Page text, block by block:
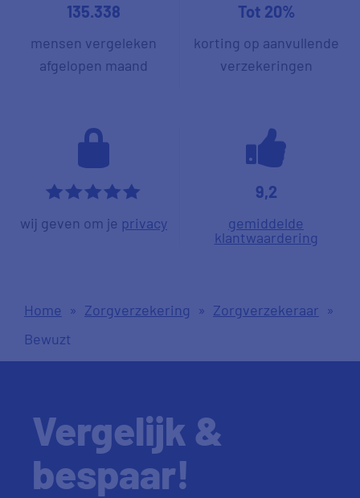
135.338
mensen vergeleken
afgelopen maand
Tot 20%
korting op aanvullende
verzekeringen
*****
wij geven om je privacy
9,2
gemiddelde
klantwaardering
Home » Zorgverzekering » Zorgverzekeraar »
Bewuzt
Vergelijk &
bespaar!